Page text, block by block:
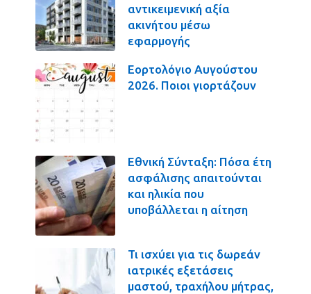
αντικειμενική αξία
ακινήτου μέσω
εφαρμογής
Εορτολόγιο Αυγούστου
2026. Ποιοι γιορτάζουν
Εθνική Σύνταξη: Πόσα έτη
ασφάλισης απαιτούνται
και ηλικία που
υποβάλλεται η αίτηση
Τι ισχύει για τις δωρεάν
ιατρικές εξετάσεις
μαστού, τραχήλου μήτρας,